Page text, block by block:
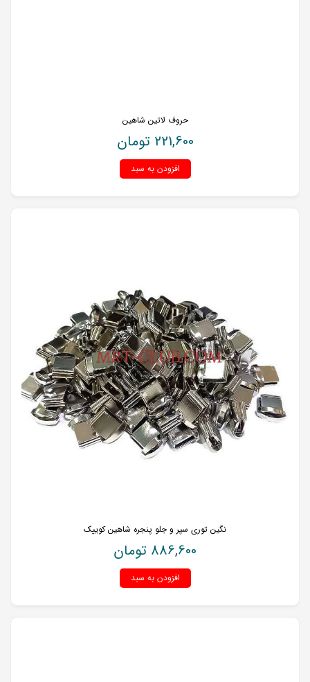
حروف لاتین شاهین
221,600 تومان
افزودن به سبد
نگین توری سپر و جلو پنجره شاهین کوییک
886,600 تومان
افزودن به سبد